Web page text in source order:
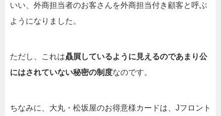
いい、外商担当者のお客さんを外商担当付き顧客と呼ぶ
ようになりました。
ただし、これは贔屓しているように見えるのであまり公
にはされていない秘密の制度なのです。
ちなみに、大丸・松坂屋のお得意様カードは、Jフロント